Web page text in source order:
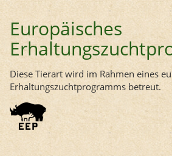
Europäisches
Diese Tierart wird im Rahmen eines
Erhaltungszuchtprogramms betreut.